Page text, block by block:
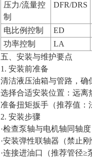
压力/流量控
制
DFR/DRS
电比例控制
ED
功率控制
LA
五、安装与维护要点
1. 安装前准备
清洁液压油箱与管路，确
选择合适安装位置：远离
准备扭矩扳手（推荐值：
2. 安装步骤
·检查泵轴与电机轴同轴
·安装弹性联轴器（禁止
·连接进油口（推荐管径≥